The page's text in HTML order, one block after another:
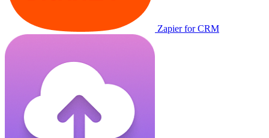
Zapier for CRM